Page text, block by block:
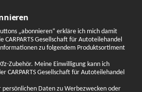
„abonnieren“ erkläre ich mich damit
CARPARTS Gesellschaft für Autoteilehandel
zu folgendem Produktsortiment
Zubehör. Meine Einwilligung kann ich
CARPARTS Gesellschaft für Autoteilehandel
persönlichen Daten zu Werbezwecken oder